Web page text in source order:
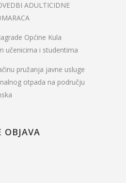
ADULTICIDNE
Općine Kula
učenicima i studentima
pružanja javne usluge
otpada na području
OBJAVA